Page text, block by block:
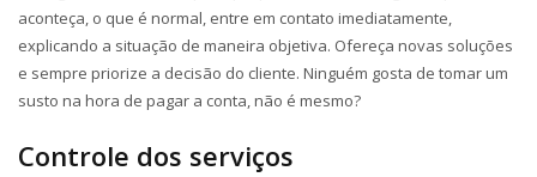
aconteça, o que é normal, entre em contato imediatamente,
explicando a situação de maneira objetiva. Ofereça novas soluções
e sempre priorize a decisão do cliente. Ninguém gosta de tomar um
susto na hora de pagar a conta, não é mesmo?
Controle dos serviços